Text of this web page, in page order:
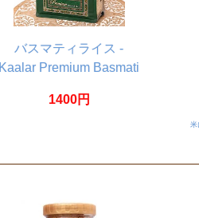
バスマティライス -
Kaalar Premium Basmati
1400円
米